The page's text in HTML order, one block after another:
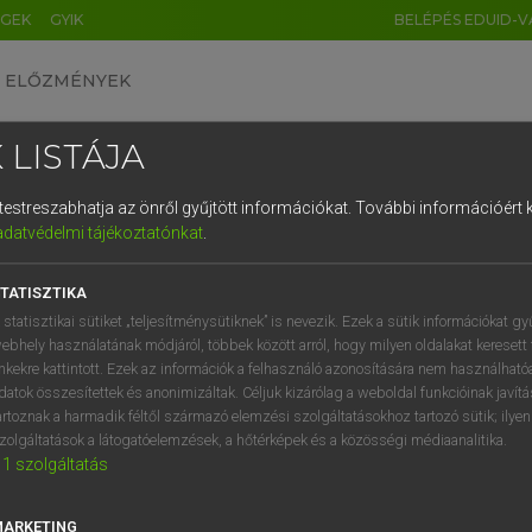
GYIK BELÉPÉS EDUID-
ELŐZMÉNYEK
uniós terminológiai szótár
VAN ELŐFIZETÉSED?
előfizetésem a teljes szócikk
NINCS ELŐFIZETÉSED?
LISTÁJA
az önről gyűjtött információkat. További információért
tájékoztatónkat.
statisztikai sütiket „teljesítménysütiknek” is nevezik. Ezek a sütik információkat
használatának módjáról, többek között arról, hogy milyen oldalakat keresett
kattintott. Ezek az információk a felhasználó azonosítására nem
összesítettek és anonimizáltak. Céljuk kizárólag a weboldal funkcióinak
a harmadik féltől származó elemzési szolgáltatásokhoz tartozó sütik;
a látogatóelemzések, a hőtérképek és a közösségi médiaanalitika.
1 szolgáltatás
DE CN FR ES IT NL
1 2 3 4 5 6 7 8 9
q w e r t z u i
a s d f g h j k l é
í y x c v b n m , .